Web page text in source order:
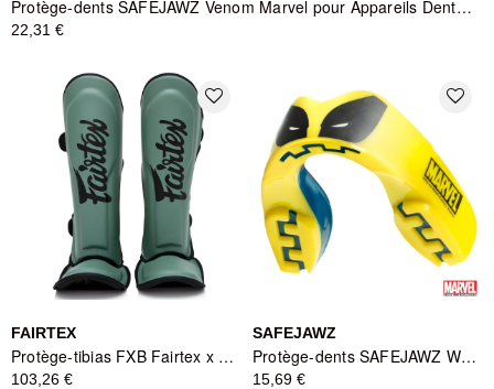
Protège-dents SAFEJAWZ Venom Marvel pour Appareils Dentaires
22,31 €
favorite_border
FAIRTEX
Protège-tibias FXB Fairtex x Booster - Vert
103,26 €
favorite_border
SAFEJAWZ
Protège-dents SAFEJAWZ WOLVERINE Yellow/Black - Série Marvel
15,69 €